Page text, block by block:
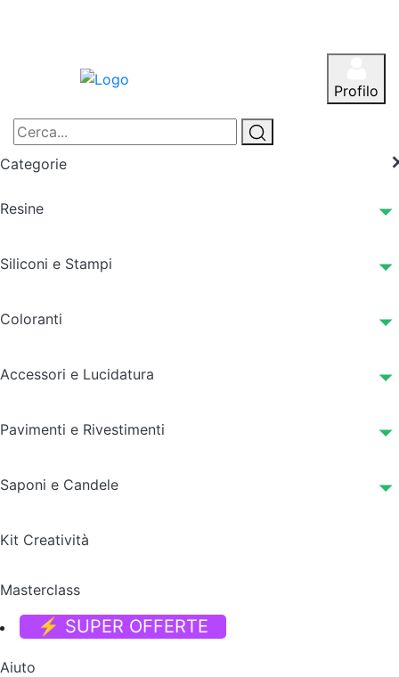
Profilo
Categorie
Resine
Siliconi e Stampi
Coloranti
Accessori e Lucidatura
Pavimenti e Rivestimenti
Saponi e Candele
Kit Creatività
Masterclass
⚡ SUPER OFFERTE
Aiuto